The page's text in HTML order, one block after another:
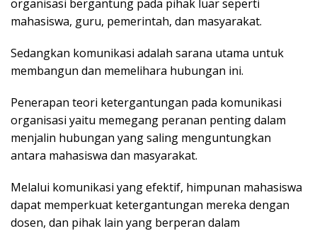
organisasi bergantung pada pihak luar seperti
mahasiswa, guru, pemerintah, dan masyarakat.
Sedangkan komunikasi adalah sarana utama untuk
membangun dan memelihara hubungan ini.
Penerapan teori ketergantungan pada komunikasi
organisasi yaitu memegang peranan penting dalam
menjalin hubungan yang saling menguntungkan
antara mahasiswa dan masyarakat.
Melalui komunikasi yang efektif, himpunan mahasiswa
dapat memperkuat ketergantungan mereka dengan
dosen, dan pihak lain yang berperan dalam